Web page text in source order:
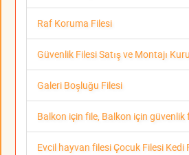
Raf Koruma Filesi
Güvenlik Filesi Satış ve Montajı
Galeri Boşluğu Filesi
Balkon için file, Balkon için güvenlik
Evcil hayvan filesi Çocuk Filesi Kedi